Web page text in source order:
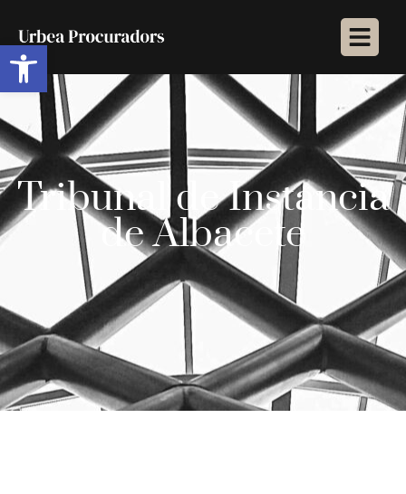
Abrir barra de herramientas
Tribunal de Instancia
de Albacete